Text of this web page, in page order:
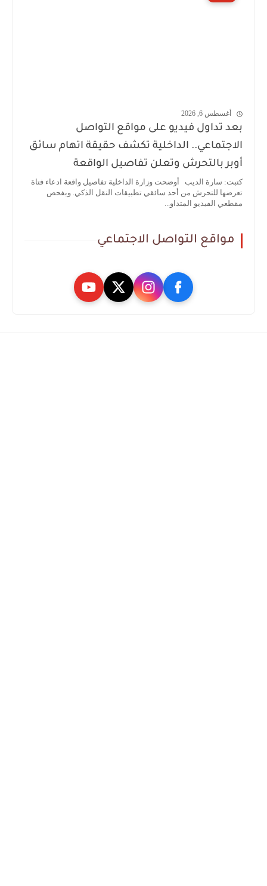
أغسطس 6, 2026
بعد تداول فيديو على مواقع التواصل
الاجتماعي.. الداخلية تكشف حقيقة اتهام سائق
أوبر بالتحرش وتعلن تفاصيل الواقعة
كتبت: سارة الديب أوضحت وزارة الداخلية تفاصيل واقعة ادعاء فتاة
تعرضها للتحرش من أحد سائقي تطبيقات النقل الذكي. وبفحص
مقطعي الفيديو المتداو...
مواقع التواصل الاجتماعي